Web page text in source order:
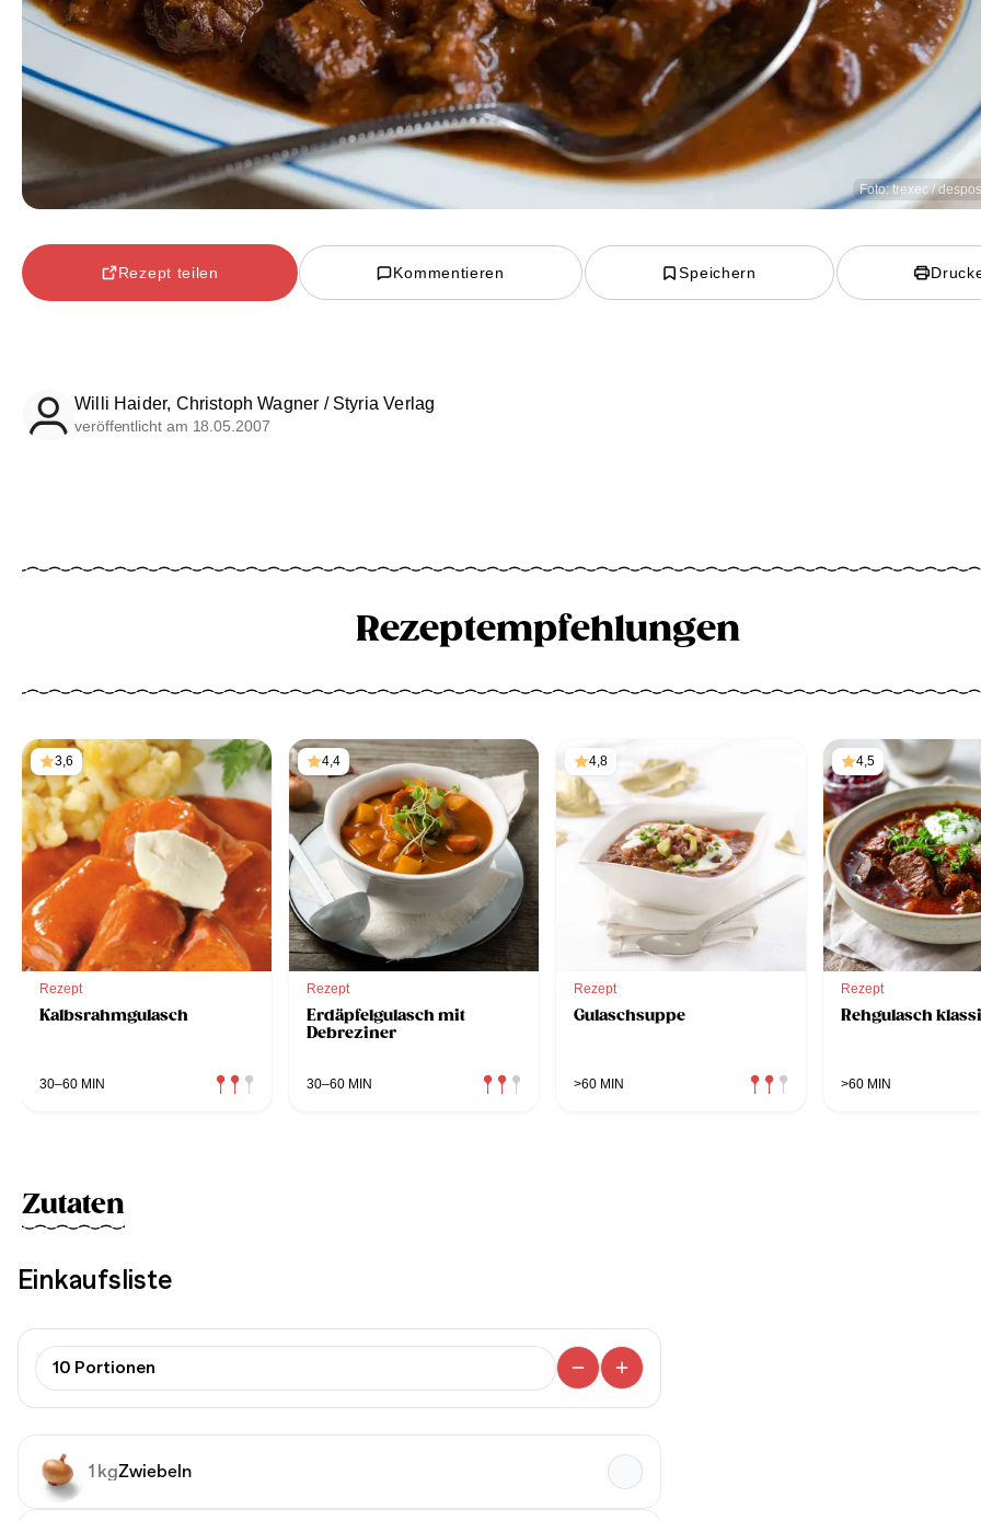
Foto: trexec /
Rezept teilen Kommentieren Speichern
Willi Haider, Christoph Wagner / Styria Verlag
veröffentlicht am 18.05.2007
Rezeptempfehlungen
3,6
Rezept
Kalbsrahmgulasch
30–60 MIN
4,4
Rezept
Erdäpfelgulasch mit
Debreziner
30–60 MIN
4,8
Rezept
Gulaschsuppe
>60 MIN
4,5
Rezept
Rehgulasch
>60 MIN
Zutaten